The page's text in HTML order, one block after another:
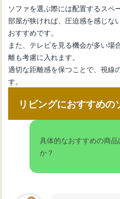
ソファを選ぶ際には配置するスペ
部屋が狭ければ、圧迫感を感じな
おすすめです。
また、テレビを見る機会が多い場
離も考慮に入れます。
適切な距離感を保つことで、視線
す。
リビングにおすすめの
具体的なおすすめの商
か？